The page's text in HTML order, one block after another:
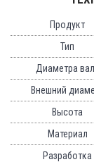
Продукт
Тип
Диаметра
Внешний
Высота
Материал
Разработка